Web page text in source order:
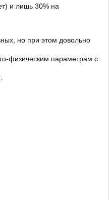
и лишь 30% на
но при этом довольно
физическим параметрам с